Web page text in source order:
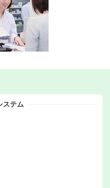
ステム